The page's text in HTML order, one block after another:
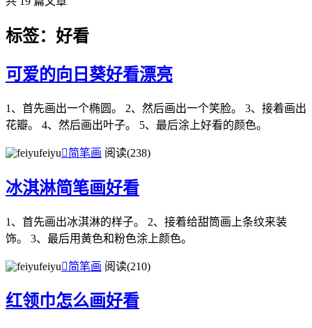
标签：好看
可爱的向日葵好看漂亮
1、首先画出一个椭圆。 2、然后画出一个笑脸。 3、接着画出
花瓣。 4、然后画出叶子。 5、最后涂上好看的颜色。
feiyu简笔画 阅读(238)
冰淇淋简笔画好看
1、首先画出冰淇淋的样子。 2、接着给甜筒画上条纹来装
饰。 3、最后用黄色和粉色涂上颜色。
feiyu简笔画 阅读(210)
红领巾怎么画好看